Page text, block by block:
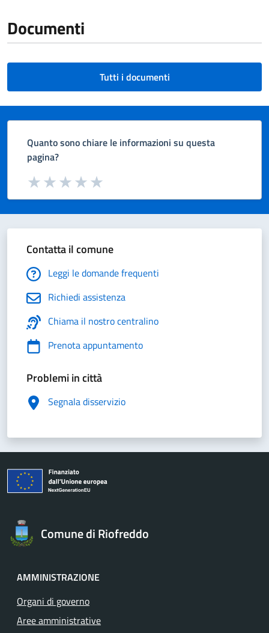
Documenti
Tutti i documenti
Quanto sono chiare le informazioni su questa
pagina?
Valuta da 1 a 5 stelle la pagina
Valuta 5 stelle su 5
Valuta 4 stelle su 5
Valuta 3 stelle su 5
Valuta 2 stelle su 5
Valuta 1 stelle su 5
Contatta il comune
Leggi le domande frequenti
Richiedi assistenza
Chiama il nostro centralino
Prenota appuntamento
Problemi in città
Segnala disservizio
Comune di Riofreddo
AMMINISTRAZIONE
Organi di governo
Aree amministrative